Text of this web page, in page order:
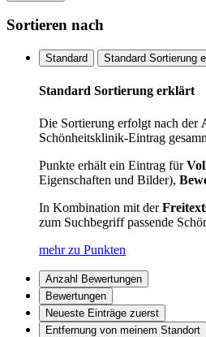
Sortieren nach
Standard Standard Sortierung
Standard Sortierung erklärt
Die Sortierung erfolgt nach der
Schönheitsklinik-Eintrag
Punkte erhält ein Eintrag für
Eigenschaften und Bilder),
In Kombination mit der
zum Suchbegriff passende
mehr zu Punkten
Anzahl Bewertungen
Bewertungen
Neueste Einträge zuerst
Entfernung von meinem Standort